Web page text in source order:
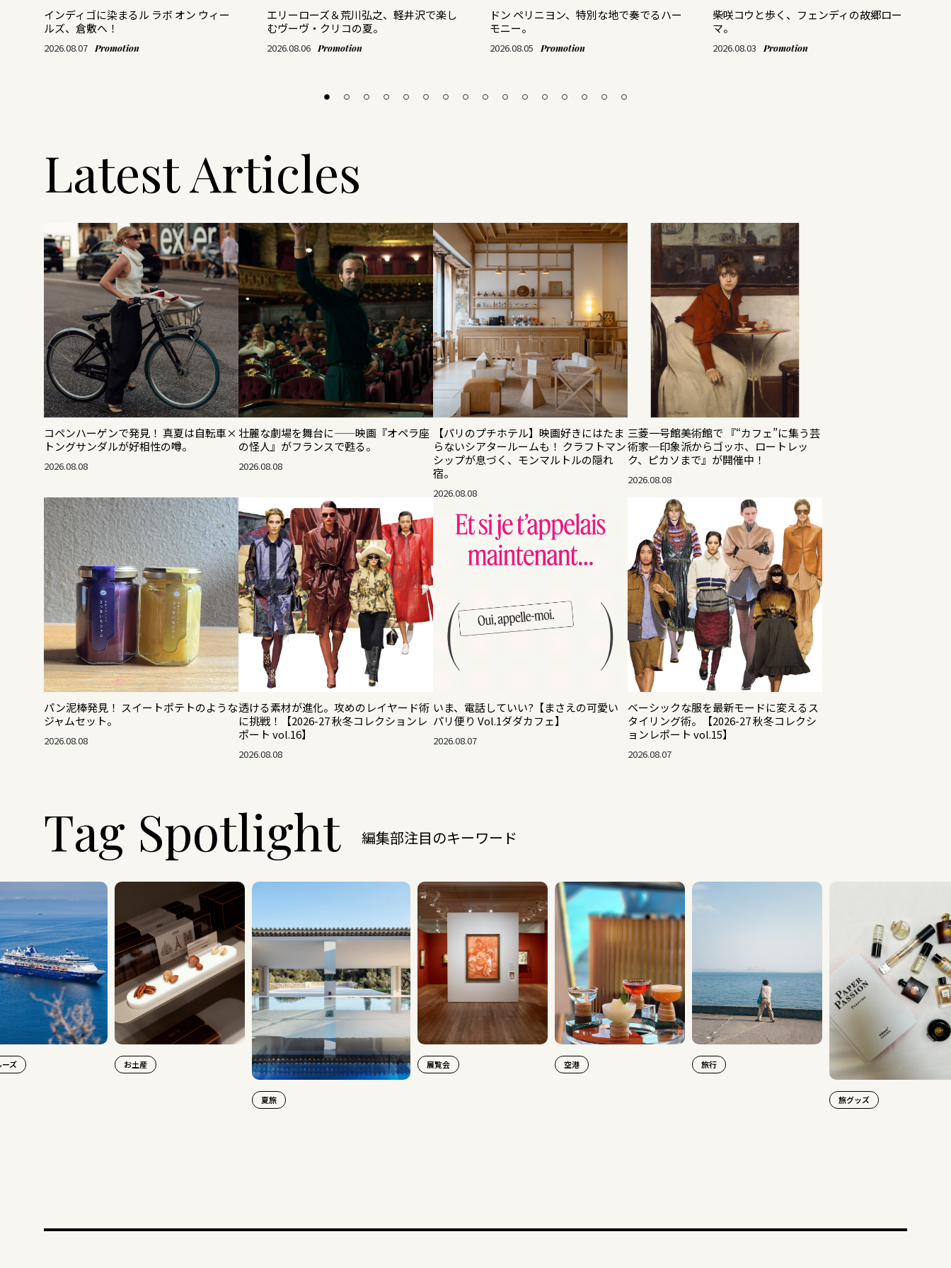
インディゴに染まるル ラボ オン ウィー
ルズ、倉敷へ！
2026.08.07 Promotion
エリーローズ＆荒川弘之、軽井沢で楽し
むヴーヴ・クリコの夏。
2026.08.06 Promotion
ドン ペリニヨン、特別な地で奏でるハー
モニー。
2026.08.05 Promotion
柴咲コウと歩く、フェンディの故郷ロー
マ。
2026.08.03 Promotion
Latest Articles
コペンハーゲンで発見！ 真夏は自転車×
トングサンダルが好相性の噂。
2026.08.08
壮麗な劇場を舞台に——映画『オペラ座
の怪人』がフランスで甦る。
2026.08.08
【パリのプチホテル】映画好きにはたま
らないシアタールームも！ クラフトマン
シップが息づく、モンマルトルの隠れ
宿。
2026.08.08
三菱一号館美術館で 『“カフェ”に集う芸
術家─印象派からゴッホ、ロートレッ
ク、ピカソまで』が開催中！
2026.08.08
パン泥棒発見！ スイートポテトのような
ジャムセット。
2026.08.08
透ける素材が進化。攻めのレイヤード術
に挑戦！【2026-27 秋冬コレクションレ
ポート vol.16】
2026.08.08
いま、電話していい?【まさえの可愛い
パリ便り Vol.1ダダカフェ】
2026.08.07
ベーシックな服を最新モードに変えるス
タイリング術。【2026-27 秋冬コレクシ
ョンレポート vol.15】
2026.08.07
Tag Spotlight 編集部注目のキーワード
展覧会